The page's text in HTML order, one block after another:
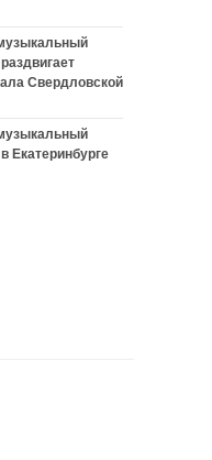
Свердловской
Екатеринбурге